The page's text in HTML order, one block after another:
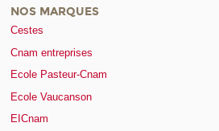
NOS MARQUES
Cestes
Cnam entreprises
Ecole Pasteur-Cnam
Ecole Vaucanson
EICnam